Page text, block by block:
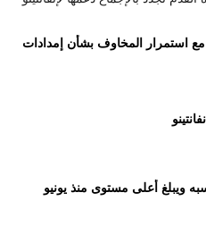
مع استمرار المخاوف بشأن إمدادات
ويبلغ أعلى مستوى منذ يونيو